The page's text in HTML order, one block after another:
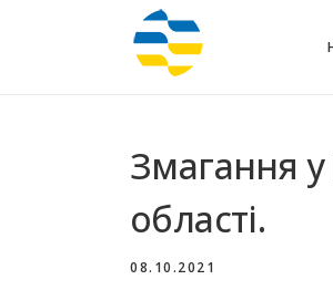
Змагання у
області.
08.10.2021